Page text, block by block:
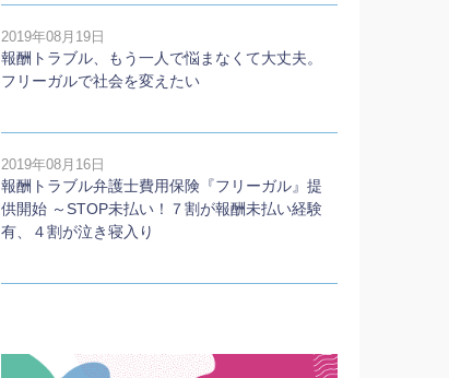
2019年08月19日
報酬トラブル、もう一人で悩まなくて大丈夫。
フリーガルで社会を変えたい
2019年08月16日
報酬トラブル弁護士費用保険『フリーガル』提
供開始 ～STOP未払い！７割が報酬未払い経験
有、４割が泣き寝入り